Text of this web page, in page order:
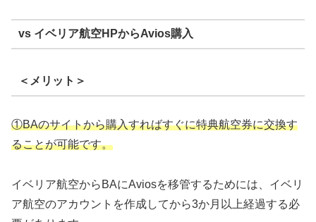
vs イベリア航空HPからAvios購入
＜メリット＞
①BAのサイトから購入すればすぐに特典航空券に交換す
ることが可能です。
イベリア航空からBAにAviosを移管するためには、イベリ
ア航空のアカウントを作成してから3か月以上経過する必